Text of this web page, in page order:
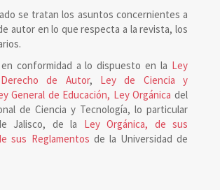
se tratan los asuntos concernientes a
autor en lo que respecta a la revista, los
conformidad a lo dispuesto en la Ley
de Autor, Ley de Ciencia y
General de Educación, Ley Orgánica del
de Ciencia y Tecnología, lo particular
Jalisco, de la Ley Orgánica, de sus
sus Reglamentos de la Universidad de